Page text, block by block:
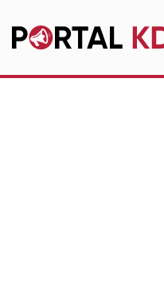
Pular